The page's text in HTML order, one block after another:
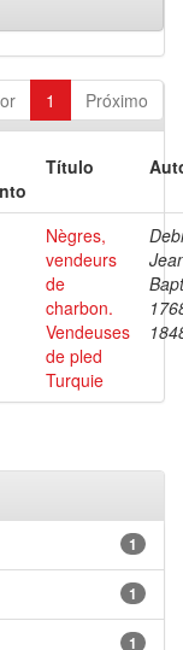
1 Próximo
Título
Nègres,
vendeurs
de
charbon.
Vendeuses
de pled
Turquie
1
1
1